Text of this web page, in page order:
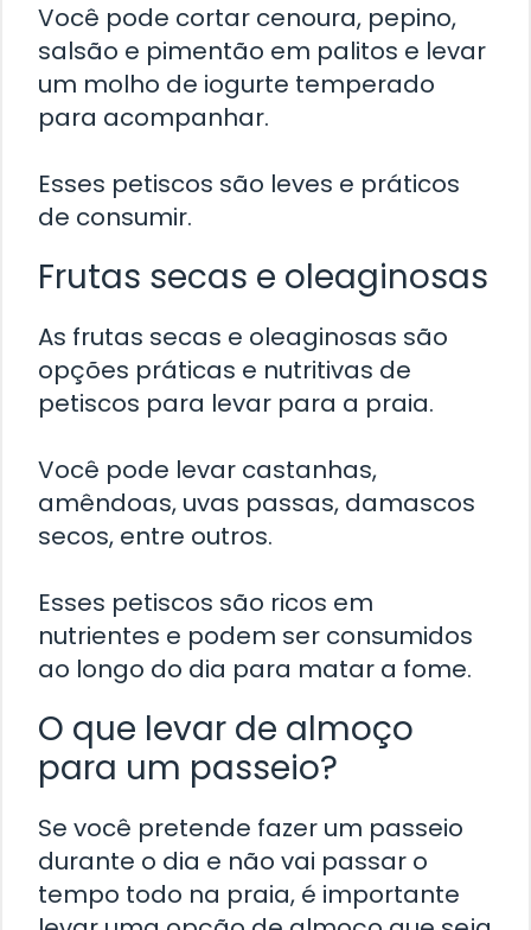
Você pode cortar cenoura, pepino,
salsão e pimentão em palitos e levar
um molho de iogurte temperado
para acompanhar.
Esses petiscos são leves e práticos
de consumir.
Frutas secas e oleaginosas
As frutas secas e oleaginosas são
opções práticas e nutritivas de
petiscos para levar para a praia.
Você pode levar castanhas,
amêndoas, uvas passas, damascos
secos, entre outros.
Esses petiscos são ricos em
nutrientes e podem ser consumidos
ao longo do dia para matar a fome.
O que levar de almoço
para um passeio?
Se você pretende fazer um passeio
durante o dia e não vai passar o
tempo todo na praia, é importante